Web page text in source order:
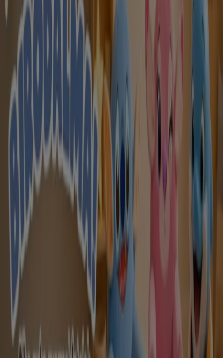
ajánlatunk érvényes
Szeged
Játéksziget
Játéksziget akciós
Lejár 8. 14.-ánSzeged